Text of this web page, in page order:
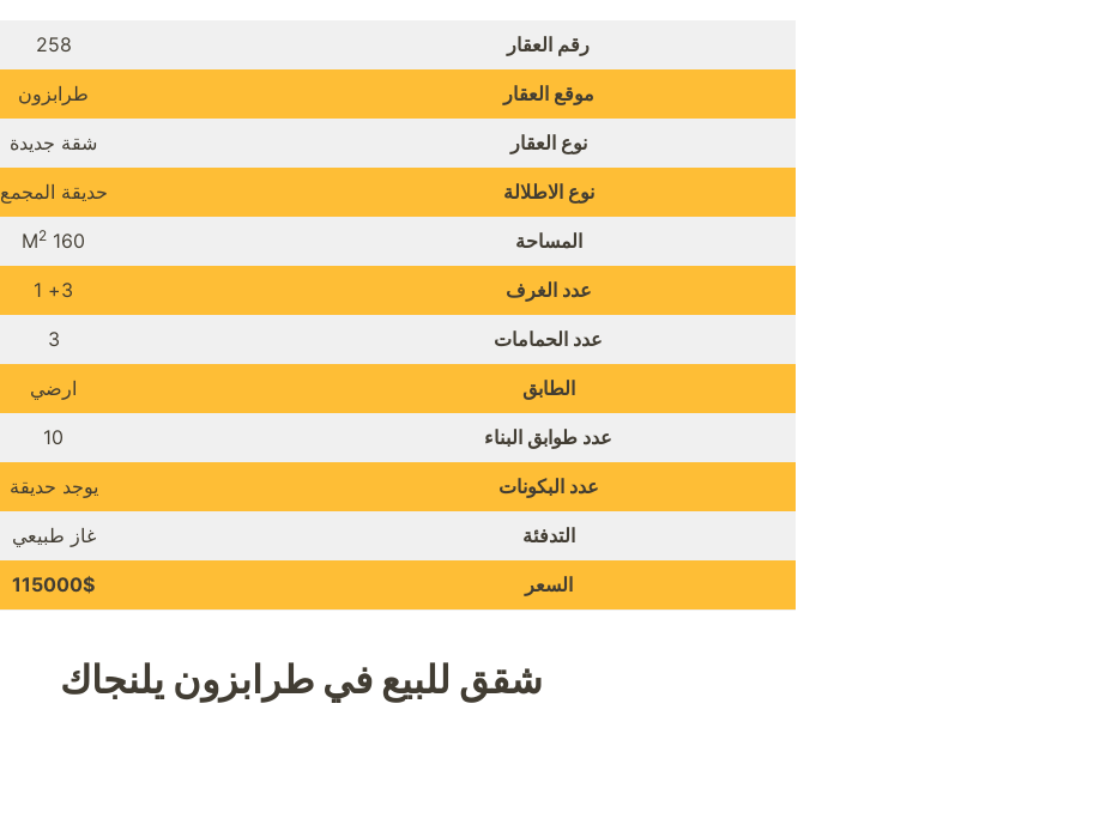
رقم العقار 258
موقع العقار طرابزون
نوع العقار شقة جديدة
نوع الاطلالة حديقة المجمع
المساحة 160 M
2
عدد الغرف 3+ 1
عدد الحمامات 3
الطابق ارضي
عدد طوابق البناء 10
عدد البكونات يوجد حديقة
التدفئة غاز طبيعي
السعر 115000$
شقق للبيع في طرابزون يلنجاك